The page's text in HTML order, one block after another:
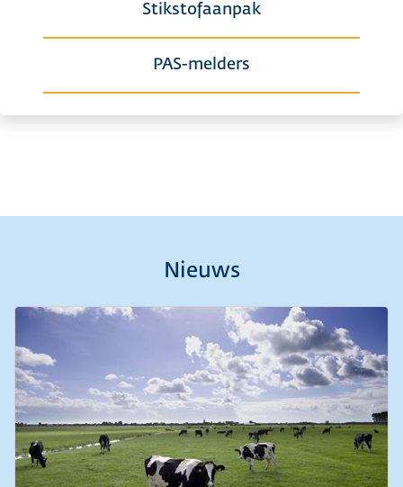
Stikstofaanpak
PAS-melders
Nieuws